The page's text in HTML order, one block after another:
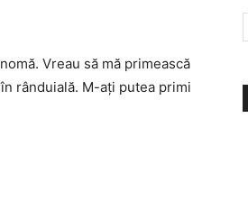
Vreau să mă primească
rânduială. M-aţi putea primi